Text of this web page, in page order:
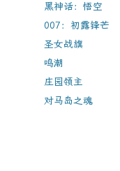
黑神话：悟空
007：初露锋芒
圣女战旗
鸣潮
庄园领主
对马岛之魂